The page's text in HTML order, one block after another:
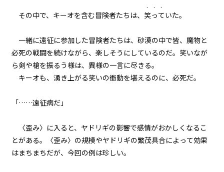
一章 黒髪黒目の少女
第八話 小早川まもりの過去
一章 黒髪黒目の少女
第九話 〈管理者〉様？
一章 黒髪黒目の少女
第十一話 第二食堂
一章 黒髪黒目の少女
その中で、キーオを含む冒険者たちは、 笑って
・・・
いた。
一緒に遠征に参加した冒険者たちは、砂漠の中で皆、魔物と
必死の戦闘を続けながら、楽しそうにしているのだ。笑いなが
ら剣や槍を振るう様は、異様の一言に尽きる。
キーオも、湧き上がる笑いの衝動を堪えるのに、必死だ。
「……遠征病だ」
〈歪み〉に入ると、ヤドリギの影響で感情がおかしくなるこ
とがある。〈歪み〉の規模やヤドリギの繁茂具合によって効果
はまちまちだが、今回の例は珍しい。